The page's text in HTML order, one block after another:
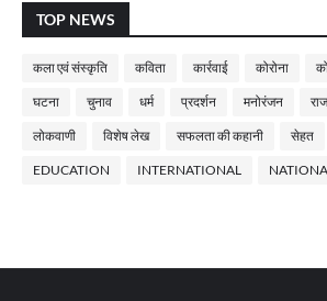
TOP NEWS
कला एवं संस्कृति कविता कार्रवाई कोरोना
घटना चुनाव धर्म प्रदर्शन मनोरंजन
लोकवाणी विशेष लेख सफलता की कहानी सेहत
EDUCATION INTERNATIONAL